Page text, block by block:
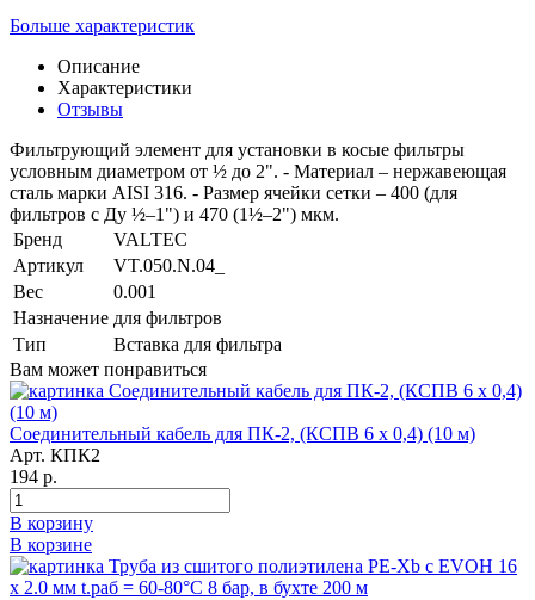
Больше характеристик
Описание
Характеристики
Отзывы
Фильтрующий элемент для установки в косые фильтры
условным диаметром от ½ до 2". - Материал – нержавеющая
сталь марки АISI 316. - Размер ячейки сетки – 400 (для
фильтров с Ду ½–1") и 470 (1½–2") мкм.
Бренд
VALTEC
Артикул
VT.050.N.04_
Вес
0.001
Назначение для фильтров
Тип
Вставка для фильтра
Вам может понравиться
Соединительный кабель для ПК-2, (КСПВ 6 х 0,4) (10 м)
Арт. КПК2
194 р.
В корзину
В корзине